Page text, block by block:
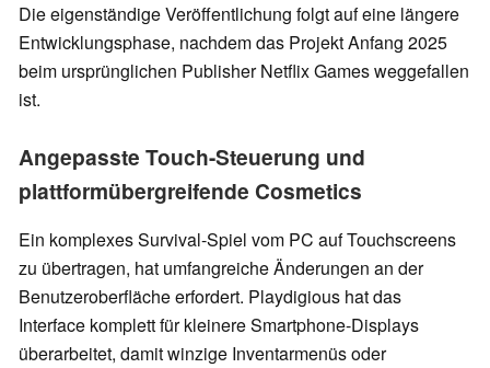
Die eigenständige Veröffentlichung folgt auf eine längere
Entwicklungsphase, nachdem das Projekt Anfang 2025
beim ursprünglichen Publisher Netflix Games weggefallen
ist.
Angepasste Touch-Steuerung und
plattformübergreifende Cosmetics
Ein komplexes Survival-Spiel vom PC auf Touchscreens
zu übertragen, hat umfangreiche Änderungen an der
Benutzeroberfläche erfordert. Playdigious hat das
Interface komplett für kleinere Smartphone-Displays
überarbeitet, damit winzige Inventarmenüs oder